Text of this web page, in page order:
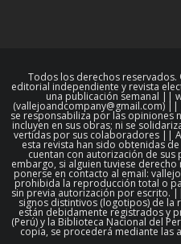
Todos los derechos reservados.
editorial independiente y revista
una publicación semanal ||
(vallejoandcompany@gmail.com) ||
se responsabiliza por las opiniones
incluyen en sus obras; ni se
vertidas por sus colaboradores ||
esta revista han sido obtenidas
cuentan con autorización de
embargo, si alguien tuviese
ponerse en contacto al email:
prohibida la reproducción total o
sin previa autorización por escrito.
signos distintivos (logotipos) de la
están debidamente registrados y
(Perú) y la Biblioteca Nacional del
copia, se procederá mediante las